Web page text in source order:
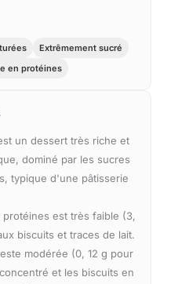
Extrêmement sucré
en protéines
un dessert très riche et
dominé par les sucres
typique d'une pâtisserie
protéines est très faible (3,
biscuits et traces de lait.
modérée (0, 12 g pour
et les biscuits en